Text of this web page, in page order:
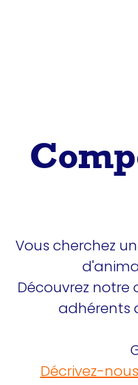
Vous cherchez
Découvrez notre
adhérents
Décrivez-